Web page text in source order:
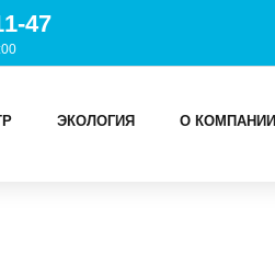
47
ЭКОЛОГИЯ О КОМПАНИИ